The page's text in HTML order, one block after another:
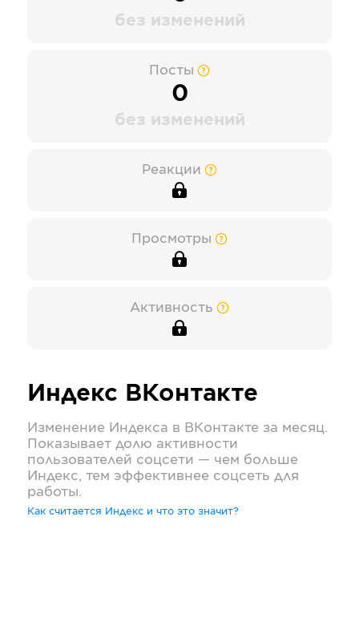
без изменений
Посты
0
без изменений
Реакции
Просмотры
Активность
Индекс ВКонтакте
Изменение Индекса в ВКонтакте за месяц.
Показывает долю активности
пользователей соцсети — чем больше
Индекс, тем эффективнее соцсеть для
работы.
Как считается Индекс и что это значит?